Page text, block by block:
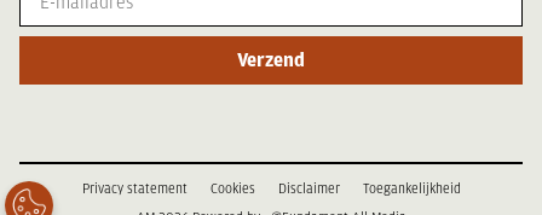
Verzend
Privacy statement Cookies Disclaimer
Toegankelijkheid